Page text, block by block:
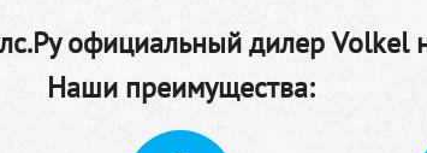
официальный дилер Volkel
Наши преимущества: